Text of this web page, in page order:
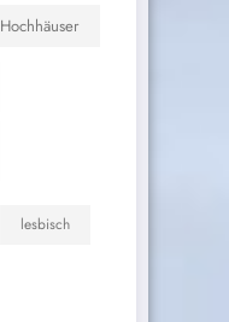
Hochhäuser
lesbisch